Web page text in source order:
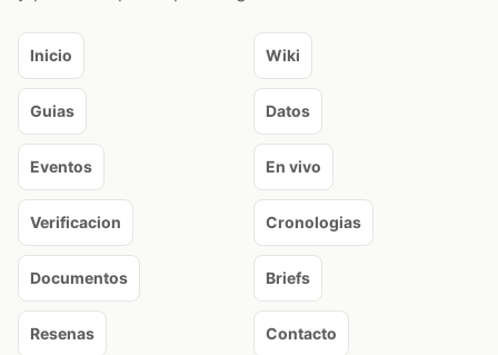
Inicio Wiki
Guias Datos
Eventos En vivo
Verificacion Cronologias
Documentos Briefs
Resenas Contacto